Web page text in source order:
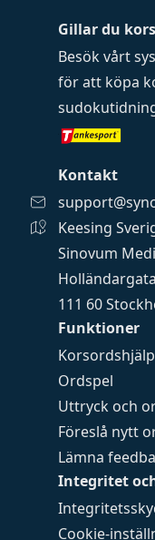
Funktioner
Korsordshjälp
Ordspel
Uttryck och
Föreslå nytt
Lämna
Integritet
Cookie-
Gillar du
Besök vårt
för att köpa
Kontakt
Keesing
Sinovum
111 60